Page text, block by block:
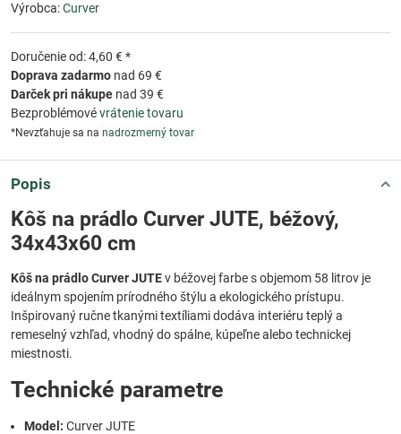
Výrobca:Curver
Doručenie od: 4,60 € *
Doprava zadarmo nad 69 €
Darček pri nákupe nad 39 €
Bezproblémovévrátenie tovaru
*Nevzťahuje sa na nadrozmerný tovar
Popis
Kôš na prádlo Curver JUTE, béžový,
34x43x60 cm
Kôš na prádlo Curver JUTEv béžovej farbe s objemom 58 litrov je
ideálnym spojením prírodného štýlu a ekologického prístupu.
Inšpirovaný ručne tkanými textíliami dodáva interiéru teplý a
remeselný vzhľad, vhodný do spálne, kúpeľne alebo technickej
miestnosti.
Technické parametre
Model: Curver JUTE